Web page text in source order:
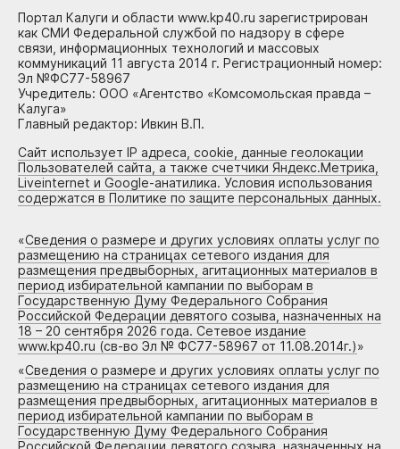
Портал Калуги и области www.kp40.ru зарегистрирован
как СМИ Федеральной службой по надзору в сфере
связи, информационных технологий и массовых
коммуникаций 11 августа 2014 г. Регистрационный номер:
Эл №ФС77-58967
Учредитель: ООО «Агентство «Комсомольская правда –
Калуга»
Главный редактор: Ивкин В.П.
Сайт использует IP адреса, cookie, данные геолокации
Пользователей сайта, а также счетчики Яндекс.Метрика,
Liveinternet и Google-анатилика. Условия использования
содержатся в Политике по защите персональных данных.
«Сведения о размере и других условиях оплаты услуг по
размещению на страницах сетевого издания для
размещения предвыборных, агитационных материалов в
период избирательной кампании по выборам в
Государственную Думу Федерального Собрания
Российской Федерации девятого созыва, назначенных на
18 – 20 сентября 2026 года. Сетевое издание
www.kp40.ru (св-во Эл № ФС77-58967 от 11.08.2014г.)»
«Сведения о размере и других условиях оплаты услуг по
размещению на страницах сетевого издания для
размещения предвыборных, агитационных материалов в
период избирательной кампании по выборам в
Государственную Думу Федерального Собрания
Российской Федерации девятого созыва, назначенных на